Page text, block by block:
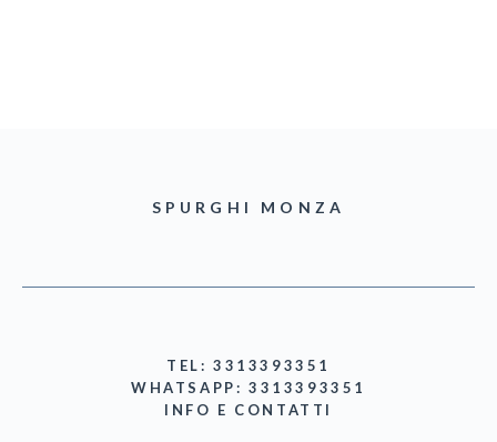
SPURGHI MONZA
TEL: 3313393351
WHATSAPP: 3313393351
INFO E CONTATTI